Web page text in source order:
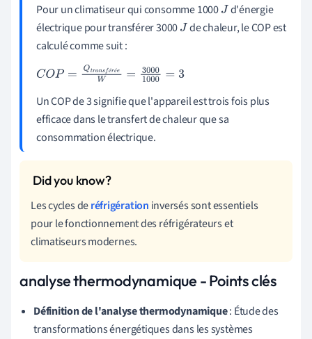
Pour un climatiseur qui consomme 1000Jd'énergie
électrique pour transférer 3000J de chaleur, le COP est
calculé comme suit :
é é
COP=QtransféréeW =30001000=
3
Un COP de 3 signifie que l'appareil est trois fois plus
efficace dans le transfert de chaleur que sa
consommation électrique.
Les cycles deréfrigération inversés sont essentiels
pour le fonctionnement des réfrigérateurs et
climatiseurs modernes.
analyse thermodynamique - Points clés
Définition de l'analyse thermodynamique: Étude des
transformations énergétiques dans les systèmes